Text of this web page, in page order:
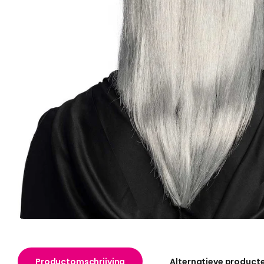
Productomschrijving Alternatieve